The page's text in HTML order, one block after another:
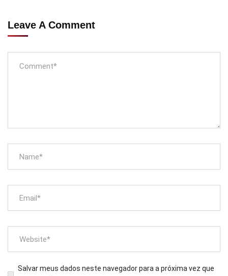
Leave A Comment
Salvar meus dados neste navegador para a próxima vez que